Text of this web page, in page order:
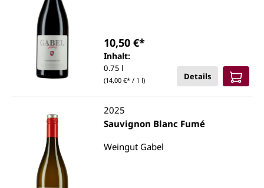
Inhalt:
0.75 l
(14,00 €* / 1 l)
10,50 €*
Details
2025
Sauvignon Blanc Fumé
Weingut Gabel